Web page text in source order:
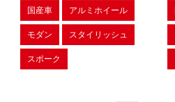
国産車 アルミホイール
モダン スタイリッシュ
スポーク